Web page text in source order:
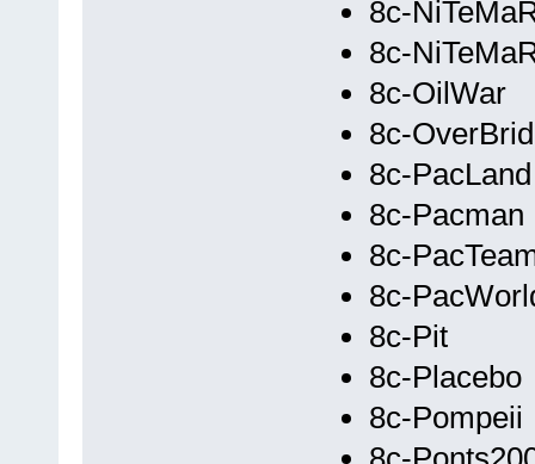
8c-
8c-
8c-OilWar
8c-
8c-PacLand
8c-Pacman
8c-
8c-
8c-Pit
8c-Placebo
8c-Pompeii